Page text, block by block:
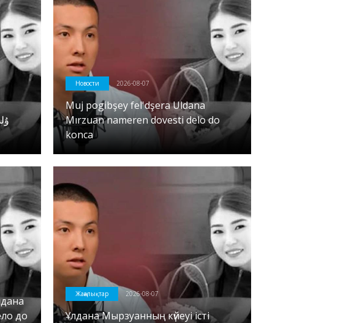
Новости 2026-08-07
Muj pogibşey fel'dşera Uldana
Mırzuan nameren dovesti delo do
konca
до
Жаңалықтар 2026-08-07
Ұлдана Мырзуанның күйеуі істі